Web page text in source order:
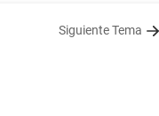
Siguiente Tema